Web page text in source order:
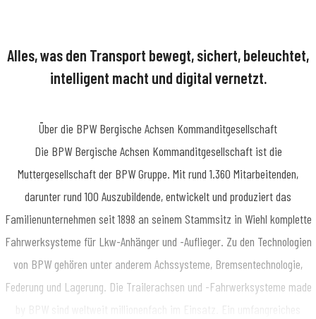
Alles, was den Transport bewegt, sichert, beleuchtet,
intelligent macht und digital vernetzt.
Über die BPW Bergische Achsen Kommanditgesellschaft
​Die BPW Bergische Achsen Kommanditgesellschaft ist die
Muttergesellschaft der BPW Gruppe. Mit rund 1.360 Mitarbeitenden,
darunter rund 100 Auszubildende, entwickelt und produziert das
Familienunternehmen seit 1898 an seinem Stammsitz in Wiehl komplette
Fahrwerksysteme für Lkw-Anhänger und -Auflieger. Zu den Technologien
von BPW gehören unter anderem Achssysteme, Bremsentechnologie,
Federung und Lagerung. Die Trailerachsen und -Fahrwerksysteme made
by BPW sind weltweit millionenfach im Einsatz. Ein umfangreiches